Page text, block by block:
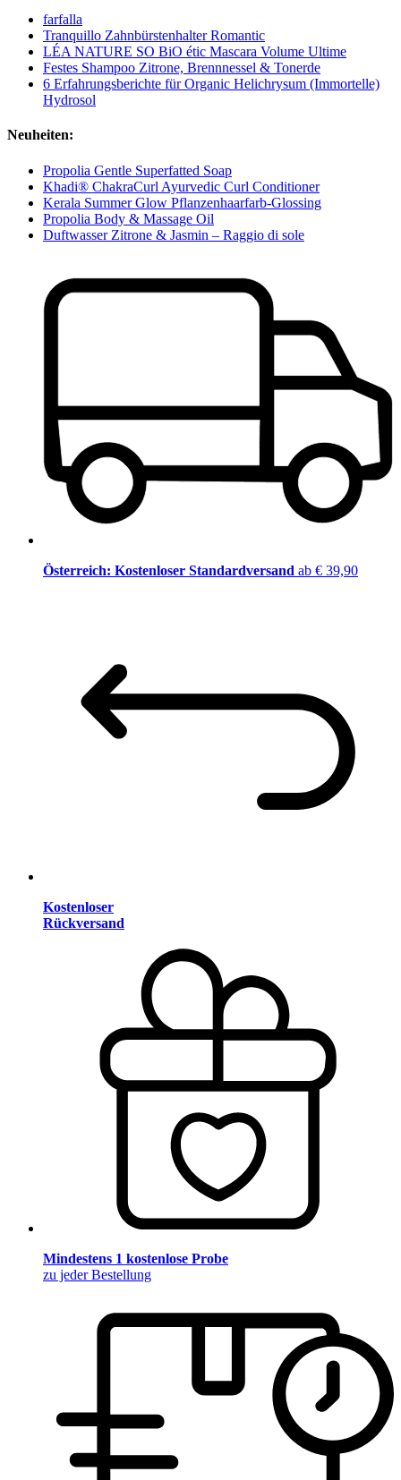
farfalla
Tranquillo Zahnbürstenhalter Romantic
LÉA NATURE SO BiO étic Mascara Volume Ultime
Festes Shampoo Zitrone, Brennnessel & Tonerde
6 Erfahrungsberichte für Organic Helichrysum (Immortelle)
Hydrosol
Neuheiten:
Propolia Gentle Superfatted Soap
Khadi® ChakraCurl Ayurvedic Curl Conditioner
Kerala Summer Glow Pflanzenhaarfarb-Glossing
Propolia Body & Massage Oil
Duftwasser Zitrone & Jasmin – Raggio di sole
Österreich: Kostenloser Standardversand ab € 39,90
Kostenloser
Rückversand
Mindestens 1 kostenlose Probe
zu jeder Bestellung